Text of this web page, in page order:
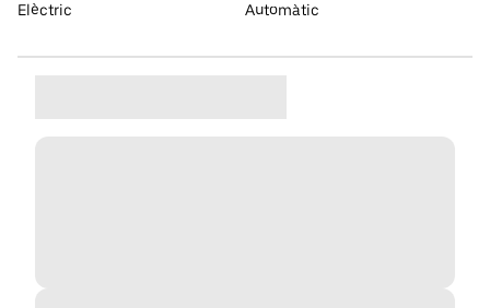
Elèctric
Automàtic